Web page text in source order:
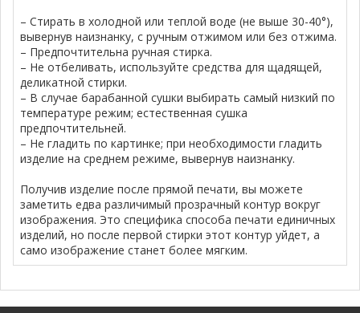
– Стирать в холодной или теплой воде (не выше 30-40°),
вывернув наизнанку, с ручным отжимом или без отжима.
– Предпочтительна ручная стирка.
– Не отбеливать, используйте средства для щадящей,
деликатной стирки.
– В случае барабанной сушки выбирать самый низкий по
температуре режим; естественная сушка
предпочтительней.
– Не гладить по картинке; при необходимости гладить
изделие на среднем режиме, вывернув наизнанку.
Получив изделие после прямой печати, вы можете
заметить едва различимый прозрачный контур вокруг
изображения. Это специфика способа печати единичных
изделий, но после первой стирки этот контур уйдет, а
само изображение станет более мягким.